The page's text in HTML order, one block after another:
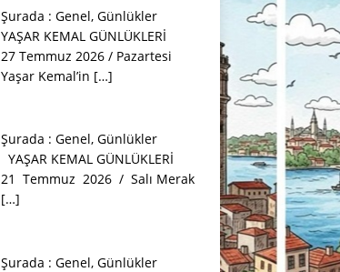
Şurada :Genel,Günlükler
YAŞAR KEMAL GÜNLÜKLERİ
27 Temmuz 2026 / Pazartesi
Yaşar Kemal’in […]
Şurada :Genel,Günlükler
YAŞAR KEMAL GÜNLÜKLERİ
21 Temmuz 2026 / Salı Merak
[…]
Şurada :Genel,Günlükler